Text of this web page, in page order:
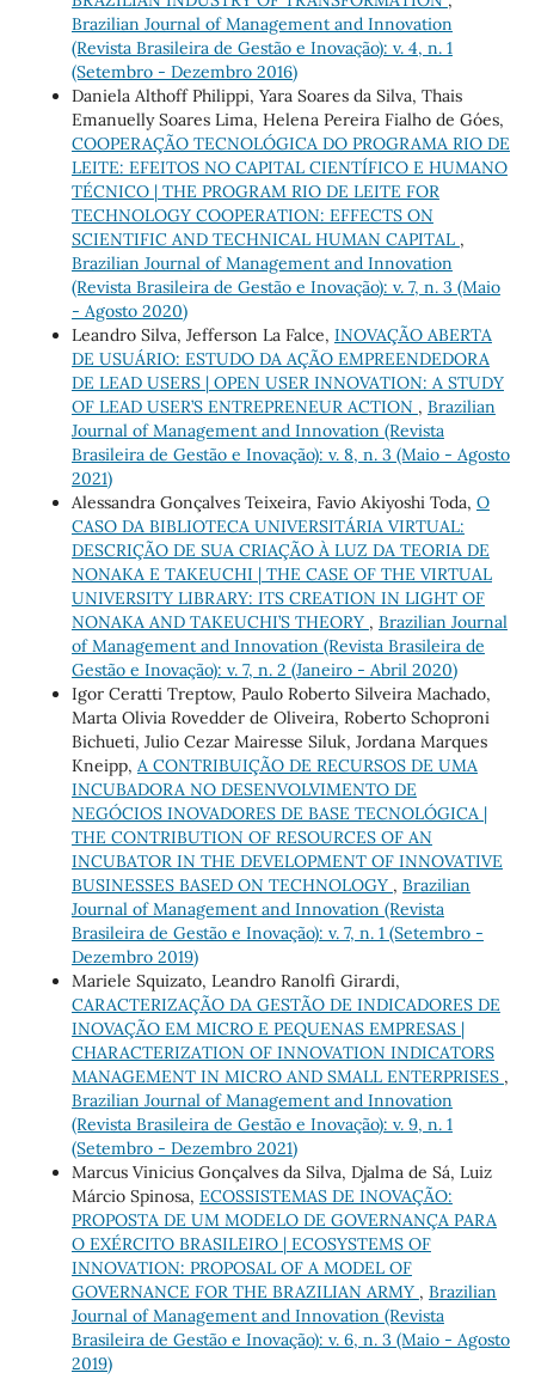
Brazilian Journal of Management and Innovation
(Revista Brasileira de Gestão e Inovação): v. 4, n. 1
(Setembro - Dezembro 2016)
Daniela Althoff Philippi, Yara Soares da Silva, Thais
Emanuelly Soares Lima, Helena Pereira Fialho de Góes,
COOPERAÇÃO TECNOLÓGICA DO PROGRAMA RIO DE
LEITE: EFEITOS NO CAPITAL CIENTÍFICO E HUMANO
TÉCNICO | THE PROGRAM RIO DE LEITE FOR
TECHNOLOGY COOPERATION: EFFECTS ON
SCIENTIFIC AND TECHNICAL HUMAN CAPITAL ,
Brazilian Journal of Management and Innovation
(Revista Brasileira de Gestão e Inovação): v. 7, n. 3 (Maio
- Agosto 2020)
Leandro Silva, Jefferson La Falce, INOVAÇÃO ABERTA
DE USUÁRIO: ESTUDO DA AÇÃO EMPREENDEDORA
DE LEAD USERS | OPEN USER INNOVATION: A STUDY
OF LEAD USER’S ENTREPRENEUR ACTION , Brazilian
Journal of Management and Innovation (Revista
Brasileira de Gestão e Inovação): v. 8, n. 3 (Maio - Agosto
2021)
Alessandra Gonçalves Teixeira, Favio Akiyoshi Toda, O
CASO DA BIBLIOTECA UNIVERSITÁRIA VIRTUAL:
DESCRIÇÃO DE SUA CRIAÇÃO À LUZ DA TEORIA DE
NONAKA E TAKEUCHI | THE CASE OF THE VIRTUAL
UNIVERSITY LIBRARY: ITS CREATION IN LIGHT OF
NONAKA AND TAKEUCHI’S THEORY , Brazilian Journal
of Management and Innovation (Revista Brasileira de
Gestão e Inovação): v. 7, n. 2 (Janeiro - Abril 2020)
Igor Ceratti Treptow, Paulo Roberto Silveira Machado,
Marta Olivia Rovedder de Oliveira, Roberto Schoproni
Bichueti, Julio Cezar Mairesse Siluk, Jordana Marques
Kneipp, A CONTRIBUIÇÃO DE RECURSOS DE UMA
INCUBADORA NO DESENVOLVIMENTO DE
NEGÓCIOS INOVADORES DE BASE TECNOLÓGICA |
THE CONTRIBUTION OF RESOURCES OF AN
INCUBATOR IN THE DEVELOPMENT OF INNOVATIVE
BUSINESSES BASED ON TECHNOLOGY , Brazilian
Journal of Management and Innovation (Revista
Brasileira de Gestão e Inovação): v. 7, n. 1 (Setembro -
Dezembro 2019)
Mariele Squizato, Leandro Ranolfi Girardi,
CARACTERIZAÇÃO DA GESTÃO DE INDICADORES DE
INOVAÇÃO EM MICRO E PEQUENAS EMPRESAS |
CHARACTERIZATION OF INNOVATION INDICATORS
MANAGEMENT IN MICRO AND SMALL ENTERPRISES ,
Brazilian Journal of Management and Innovation
(Revista Brasileira de Gestão e Inovação): v. 9, n. 1
(Setembro - Dezembro 2021)
Marcus Vinicius Gonçalves da Silva, Djalma de Sá, Luiz
Márcio Spinosa, ECOSSISTEMAS DE INOVAÇÃO:
PROPOSTA DE UM MODELO DE GOVERNANÇA PARA
O EXÉRCITO BRASILEIRO | ECOSYSTEMS OF
INNOVATION: PROPOSAL OF A MODEL OF
GOVERNANCE FOR THE BRAZILIAN ARMY , Brazilian
Journal of Management and Innovation (Revista
Brasileira de Gestão e Inovação): v. 6, n. 3 (Maio - Agosto
2019)